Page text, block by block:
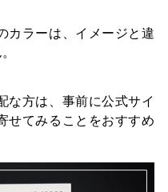
カラーは、イメージと違
な方は、事前に公式サイ
せてみることをおすすめ